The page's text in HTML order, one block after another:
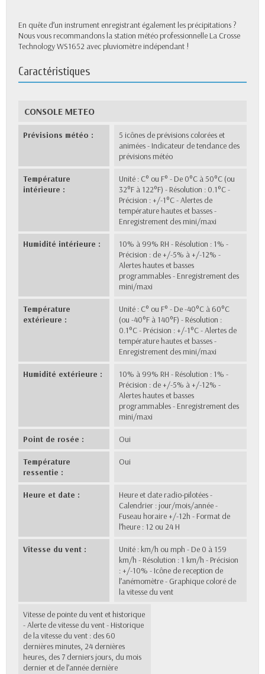
En quête d’un instrument enregistrant également les précipitations ?
Nous vous recommandons la station météo professionnelle La Crosse
Technology WS1652 avec pluviomètre indépendant !
Caractéristiques
CONSOLE METEO
Prévisions météo :
5 icônes de prévisions colorées et
animées - Indicateur de tendance des
prévisions météo
Température
intérieure :
Unité : C° ou F° - De 0°C à 50°C (ou
32°F à 122°F) - Résolution : 0.1°C -
Précision : +/-1°C - Alertes de
température hautes et basses -
Enregistrement des mini/maxi
Humidité intérieure :
10% à 99% RH - Résolution : 1% -
Précision : de +/-5% à +/-12% -
Alertes hautes et basses
programmables - Enregistrement des
mini/maxi
Température
extérieure :
Unité : C° ou F° - De -40°C à 60°C
(ou -40°F à 140°F) - Résolution :
0.1°C - Précision : +/-1°C - Alertes de
température hautes et basses -
Enregistrement des mini/maxi
Humidité extérieure :
10% à 99% RH - Résolution : 1% -
Précision : de +/-5% à +/-12% -
Alertes hautes et basses
programmables - Enregistrement des
mini/maxi
Point de rosée : Oui
Température
ressentie :
Oui
Heure et date :
Heure et date radio-pilotées -
Calendrier : jour/mois/année -
Fuseau horaire +/-12h - Format de
l’heure : 12 ou 24 H
Vitesse du vent :
Unité : km/h ou mph - De 0 à 159
km/h - Résolution : 1 km/h - Précision
: +/-10% - Icône de reception de
l’anémomètre - Graphique coloré de
la vitesse du vent
Vitesse de pointe du vent et historique
- Alerte de vitesse du vent - Historique
de la vitesse du vent : des 60
dernières minutes, 24 dernières
heures, des 7 derniers jours, du mois
dernier et de l’année dernière